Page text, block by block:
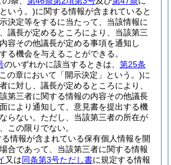
いう。)に関する情報が含まれていると
決定等をするに当たって、当該情報に
議長が定めるところにより、当該第三
容その他議長が定める事項を通知し
る機会を与えることができる。
のいずれかに該当するときは、 第25条
の章において「開示決定」という。)に
に対し、議長が定めるところにより、
第三者に関する情報の内容その他議長
により通知して、意見書を提出する機
らない。 ただし、当該第三者の所在が
この限りでない。
情報が含まれている保有個人情報を開
合であって、当該第三者に関する情報
又は同条第3号ただし書に規定する情報